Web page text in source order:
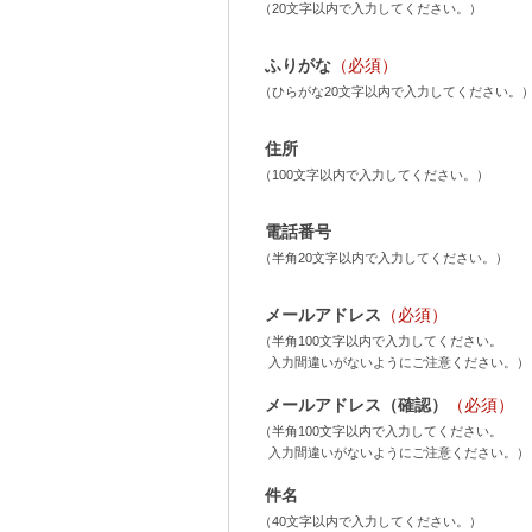
（20文字以内で入力してください。）
ふりがな （必須）
（ひらがな20文字以内で入力してください。
住所
（100文字以内で入力してください。）
電話番号
（半角20文字以内で入力してください。）
メールアドレス （必須）
（半角100文字以内で入力してください。
入力間違いがないようにご注意ください。）
メールアドレス（確認） （必須）
（半角100文字以内で入力してください。
入力間違いがないようにご注意ください。）
件名
（40文字以内で入力してください。）